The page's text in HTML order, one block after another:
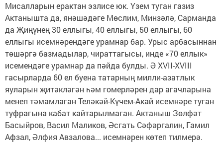
Мисалларын ерактан эзлисе юк. Үзем туган газиз
Актанышта да, янәшәдәге Мөслим, Минзәлә, Сарманда
да Җиңүнең 30 еллыгы, 40 еллыгы, 50 еллыгы, 60
еллыгы исемнәрендәге урамнар бар. Урыс арбасыннан
төшәргә базмадылар, чираттагысы, инде «70 еллык»
исемендәге урамнар да пәйда булды. Ә XVII-XVIII
гасырларда 60 ел буена татарның милли-азатлык
яуларын җитәкләгән һәм гомерләрен дар агачларына
менеп тәмамлаган Теләкәй-Күчем-Акай исемнәре туган
туфрагына кабат кайтарылмаган. Актаныш Зөлфәт
Басыйров, Васил Маликов, Әсгать Сәфәргалин, Гамил
Афзал, Әлфия Авзалова... исемнәрен көтеп тилмерә.